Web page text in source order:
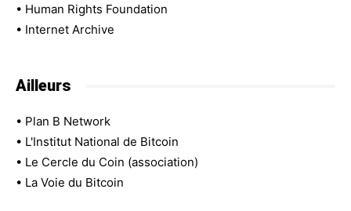
• Human Rights Foundation
• Internet Archive
Ailleurs
• Plan B Network
• L'Institut National de Bitcoin
• Le Cercle du Coin (association)
• La Voie du Bitcoin